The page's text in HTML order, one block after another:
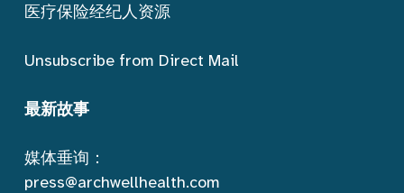
医疗保险经纪人资源
Unsubscribe from Direct Mail
最新故事
媒体垂询：
press@archwellhealth.com